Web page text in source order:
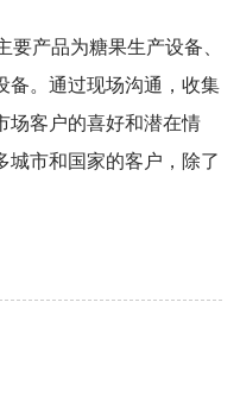
产品为糖果生产设备、
备。通过现场沟通，收集
场客户的喜好和潜在情
城市和国家的客户，除了